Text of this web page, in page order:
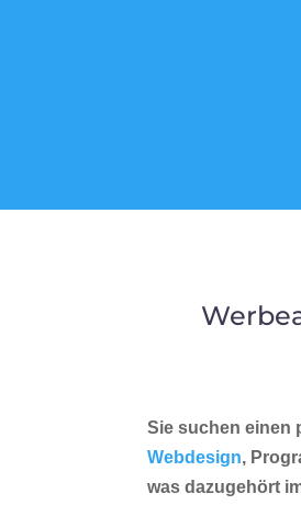
Sie suchen einen
Webdesign,
was dazugehört